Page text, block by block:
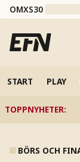
OMXS30
START PLAY
TOPPNYHETER:
BÖRS OCH